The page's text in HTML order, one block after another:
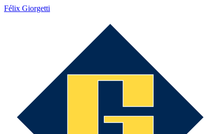
Félix Giorgetti